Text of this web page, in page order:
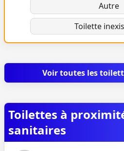
Autre
Toilette
Voir toutes les
Toilettes à
sanitaires